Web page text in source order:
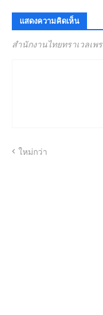
แสดงความคิดเห็น
สำนักงานไทยทราเวลเพ
ใหม่กว่า